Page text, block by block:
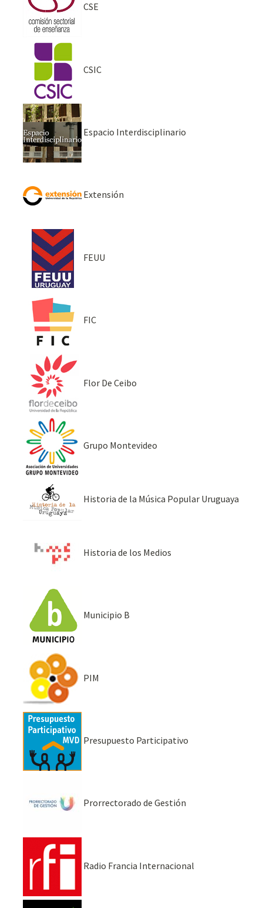
CSE
CSIC
Espacio Interdisciplinario
Extensión
FEUU
FIC
Flor De Ceibo
Grupo Montevideo
Historia de la Música Popular Uruguaya
Historia de los Medios
Municipio B
PIM
Presupuesto Participativo
Prorrectorado de Gestión
Radio Francia Internacional